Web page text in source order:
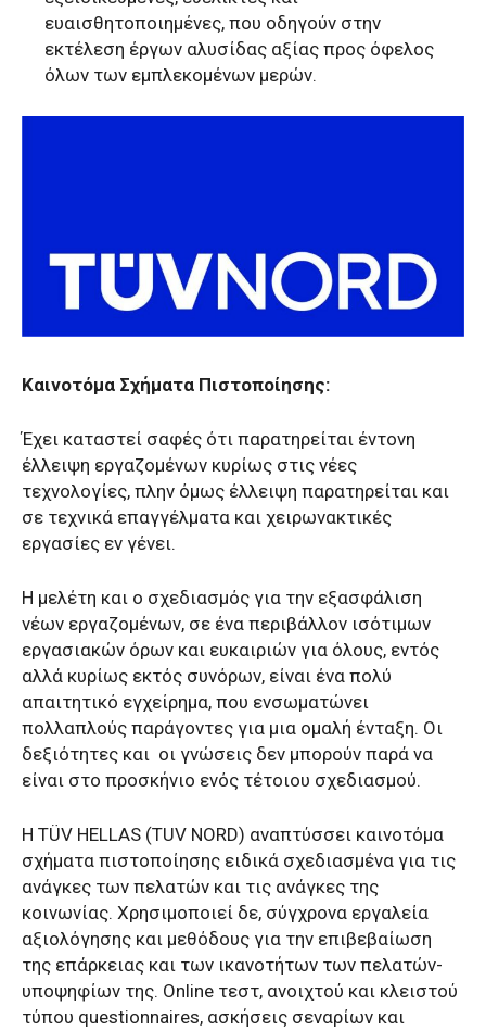
ευαισθητοποιημένες, που οδηγούν στην
εκτέλεση έργων αλυσίδας αξίας προς όφελος
όλων των εμπλεκομένων μερών.
Καινοτόμα Σχήματα Πιστοποίησης:
Έχει καταστεί σαφές ότι παρατηρείται έντονη
έλλειψη εργαζομένων κυρίως στις νέες
τεχνολογίες, πλην όμως έλλειψη παρατηρείται και
σε τεχνικά επαγγέλματα και χειρωνακτικές
εργασίες εν γένει.
Η μελέτη και ο σχεδιασμός για την εξασφάλιση
νέων εργαζομένων, σε ένα περιβάλλον ισότιμων
εργασιακών όρων και ευκαιριών για όλους, εντός
αλλά κυρίως εκτός συνόρων, είναι ένα πολύ
απαιτητικό εγχείρημα, που ενσωματώνει
πολλαπλούς παράγοντες για μια ομαλή ένταξη. Οι
δεξιότητες και οι γνώσεις δεν μπορούν παρά να
είναι στο προσκήνιο ενός τέτοιου σχεδιασμού.
Η TÜV HELLAS (TUV NORD) αναπτύσσει καινοτόμα
σχήματα πιστοποίησης ειδικά σχεδιασμένα για τις
ανάγκες των πελατών και τις ανάγκες της
κοινωνίας. Χρησιμοποιεί δε, σύγχρονα εργαλεία
αξιολόγησης και μεθόδους για την επιβεβαίωση
της επάρκειας και των ικανοτήτων των πελατών-
υποψηφίων της. Οnline τεστ, ανοιχτού και κλειστού
τύπου questionnaires, ασκήσεις σεναρίων και